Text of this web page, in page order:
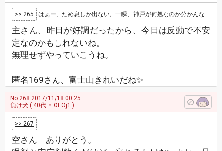
>> 265 はぁー、ため息しか出ない。一瞬、神戸が何処なのか分かんなくなって訊いたら兵庫県で合ってた。 今日の猫おじさんからの着信履歴数３１回だっ…
主さん、昨日が好調だったから、今日は反動で不安
定なのかもしれないね。
無理せずやっていこうね。
匿名169さん、富士山きれいだね✨
No.268 2017/11/18 00:25
負け犬 ( 40代 ♀ OEOj1 )
>> 267
空さん ありがとう。